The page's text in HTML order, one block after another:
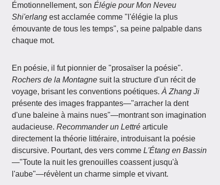
Émotionnellement, son Élégie pour Mon Neveu
Shi'erlang est acclamée comme "l'élégie la plus
émouvante de tous les temps", sa peine palpable dans
chaque mot.
En poésie, il fut pionnier de "prosaïser la poésie".
Rochers de la Montagne suit la structure d'un récit de
voyage, brisant les conventions poétiques. À Zhang Ji
présente des images frappantes—"arracher la dent
d'une baleine à mains nues"—montrant son imagination
audacieuse. Recommander un Lettré articule
directement la théorie littéraire, introduisant la poésie
discursive. Pourtant, des vers comme L'Étang en Bassin
—"Toute la nuit les grenouilles coassent jusqu'à
l'aube"—révèlent un charme simple et vivant.